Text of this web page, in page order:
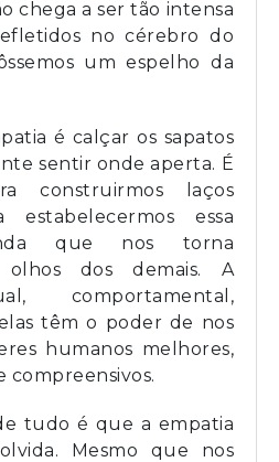
chega a ser tão intensa
no cérebro do
um espelho da
é calçar os sapatos
sentir onde aperta. É
construirmos laços
estabelecermos essa
que nos torna
olhos dos demais. A
comportamental,
têm o poder de nos
humanos melhores,
compreensivos.
tudo é que a empatia
Mesmo que nos